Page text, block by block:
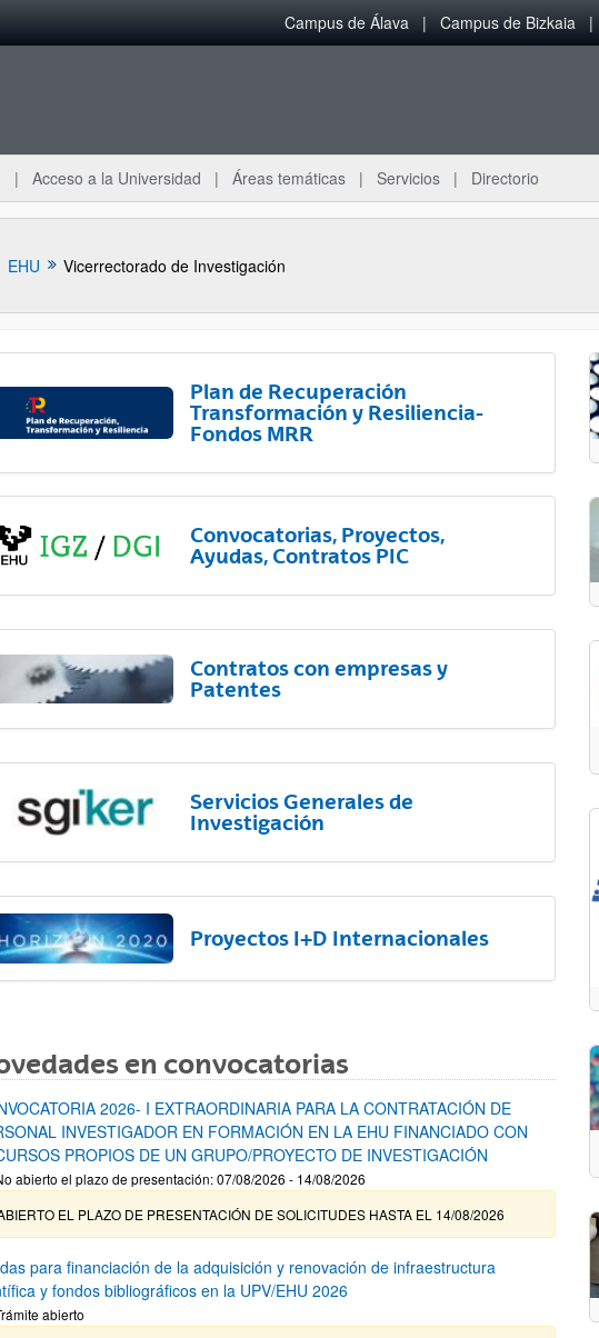
Campus de Álava Campus de Bizkaia
Acceso a la Universidad Áreas temáticas Servicios Directorio
EHU Vicerrectorado de Investigación
subpáginas
Plan de Recuperación
Transformación y Resiliencia-
Fondos MRR
Convocatorias, Proyectos,
Ayudas, Contratos PIC
Contratos con empresas y
Patentes
Servicios Generales de
Investigación
Proyectos I+D Internacionales
en convocatorias
2026- I EXTRAORDINARIA PARA LA CONTRATACIÓN DE
INVESTIGADOR EN FORMACIÓN EN LA EHU FINANCIADO CON
PROPIOS DE UN GRUPO/PROYECTO DE INVESTIGACIÓN
abierto el plazo de presentación: 07/08/2026 - 14/08/2026
EL PLAZO DE PRESENTACIÓN DE SOLICITUDES HASTA EL 14/08/2026
para financiación de la adquisición y renovación de infraestructura
y fondos bibliográficos en la UPV/EHU 2026
abierto